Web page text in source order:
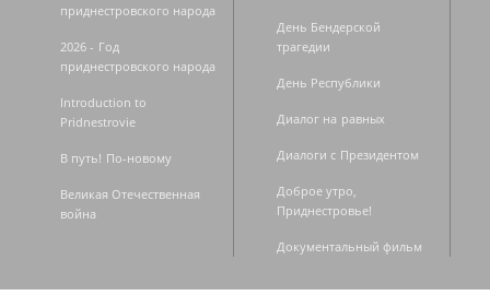
приднестровского народа
2026 - Год
приднестровского народа
Introduction to
Pridnestrovie
В путь! По-новому
Великая Отечественная
война
День Бендерской
трагедии
День Республики
Диалог на равных
Диалоги с Президентом
Доброе утро,
Приднестровье!
Документальный фильм